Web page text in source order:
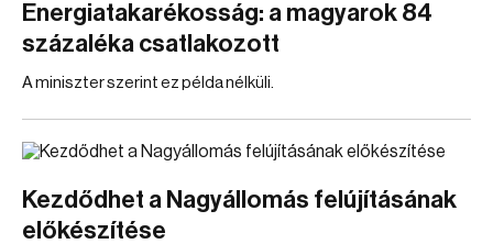
Energiatakarékosság: a magyarok 84
százaléka csatlakozott
A miniszter szerint ez példa nélküli.
Kezdődhet a Nagyállomás felújításának
előkészítése